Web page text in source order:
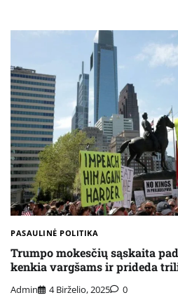
PASAULINĖ POLITIKA
Trumpo mokesčių sąskaita
kenkia vargšams ir prideda
Admin 4 Birželio, 2025 0